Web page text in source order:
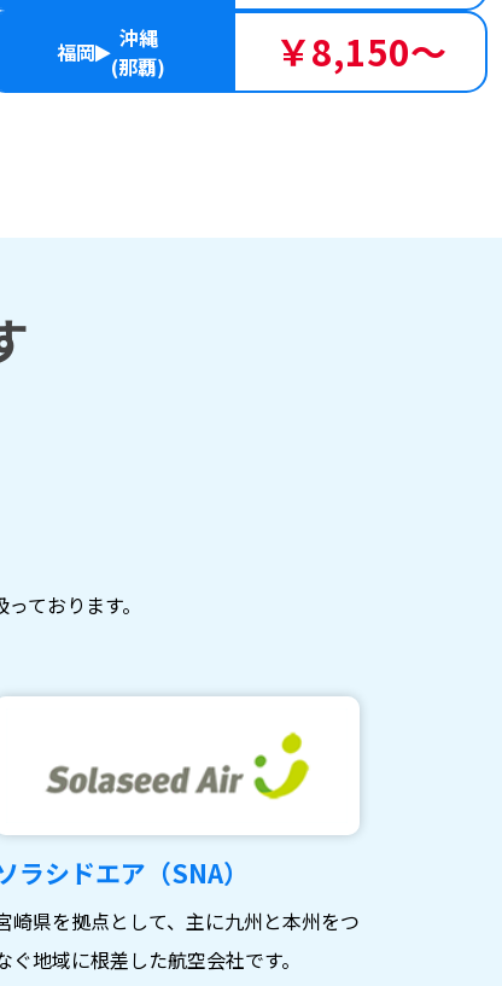
福岡
沖縄
(那覇)
￥8,150～
ております。
ラシドエア（SNA）
崎県を拠点として、主に九州と本州をつ
ぐ地域に根差した航空会社です。